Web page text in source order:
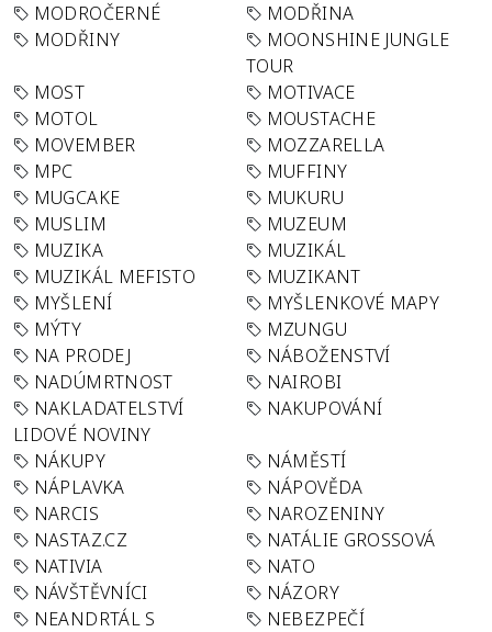
MODROČERNÉ
MODŘINA
MODŘINY
MOONSHINE JUNGLE
TOUR
MOST
MOTIVACE
MOTOL
MOUSTACHE
MOVEMBER
MOZZARELLA
MPC
MUFFINY
MUGCAKE
MUKURU
MUSLIM
MUZEUM
MUZIKA
MUZIKÁL
MUZIKÁL MEFISTO
MUZIKANT
MYŠLENÍ
MYŠLENKOVÉ MAPY
MÝTY
MZUNGU
NA PRODEJ
NÁBOŽENSTVÍ
NADÚMRTNOST
NAIROBI
NAKLADATELSTVÍ
LIDOVÉ NOVINY
NAKUPOVÁNÍ
NÁKUPY
NÁMĚSTÍ
NÁPLAVKA
NÁPOVĚDA
NARCIS
NAROZENINY
NASTAZ.CZ
NATÁLIE GROSSOVÁ
NATIVIA
NATO
NÁVŠTĚVNÍCI
NÁZORY
NEANDRTÁL S
NEBEZPEČÍ